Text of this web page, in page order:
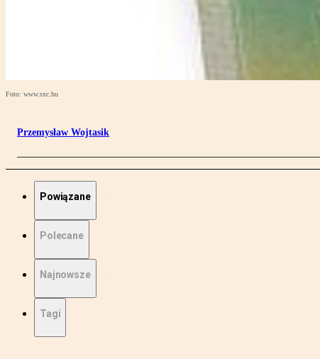
Foto: www.sxc.hu
Przemysław Wojtasik
Powiązane
Polecane
Najnowsze
Tagi